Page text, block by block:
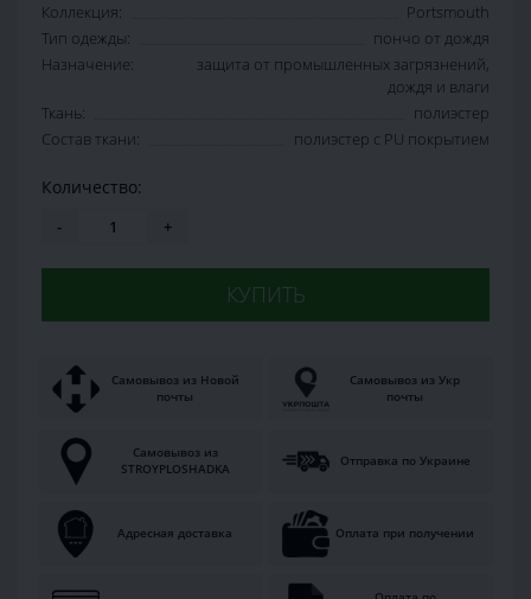
Коллекция:
Portsmouth
Тип одежды:
пончо от дождя
Назначение:
защита от промышленных загрязнений,
дождя и влаги
Ткань:
полиэстер
Состав ткани:
полиэстер с PU покрытием
Количество:
- +
КУПИТЬ
Самовывоз из Новой
почты
Самовывоз из Укр
почты
Самовывоз из
STROYPLOSHADKA
Отправка по Украине
Адресная доставка Оплата при получении